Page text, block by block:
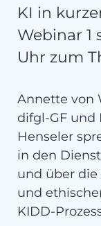
KI in
Webinar 1
Uhr zum
Annette von
difgl-GF und
Henseler
in den
und über
und
KIDD-